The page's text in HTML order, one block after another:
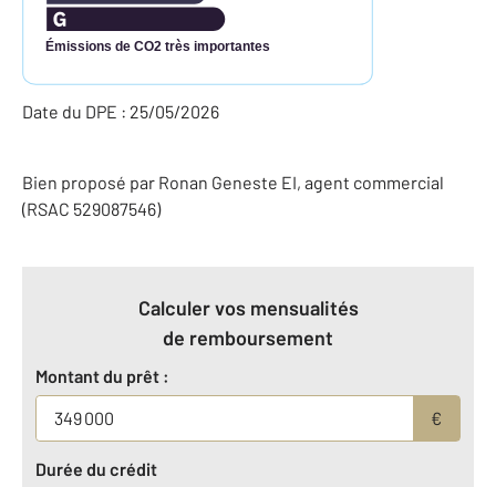
Émissions de CO2 très importantes
Date du DPE : 25/05/2026
Bien proposé par Ronan Geneste EI, agent commercial
(RSAC 529087546)
Calculer vos mensualités
de remboursement
Montant du prêt :
€
Durée du crédit